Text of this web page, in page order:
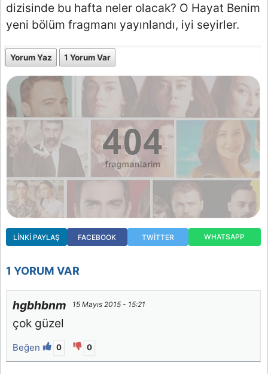
dizisinde bu hafta neler olacak? O Hayat Benim
yeni bölüm fragmanı yayınlandı, iyi seyirler.
Yorum Yaz 1 Yorum Var
LINKI PAYLAŞ FACEBOOK TWITTER WHATSAPP
1 YORUM VAR
hgbhbnm 15 Mayıs 2015 - 15:21
çok güzel
Beğen 0 0